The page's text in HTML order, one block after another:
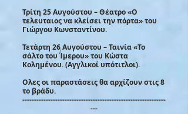
Τρίτη 25 Αυγούστου – Θέατρο «Ο
τελευταιος να κλείσει την πόρτα» του
Γιώργου Κωνσταντίνου.
Τετάρτη 26 Αυγούστου – Ταινία «Το
σάλτο του Ίμερου» του Κώστα
Κολημένου. (Αγγλικοί υπότιτλοι).
Ολες οι παραστάσεις θα αρχίζουν στις 8
το βράδυ.
-------------------------------------------------------------
---